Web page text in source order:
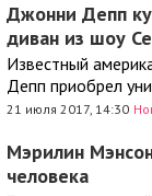
Джонни Депп
диван из шоу
Известный
Депп приобрел
21 июля 2017, 14:30
Мэрилин
человека